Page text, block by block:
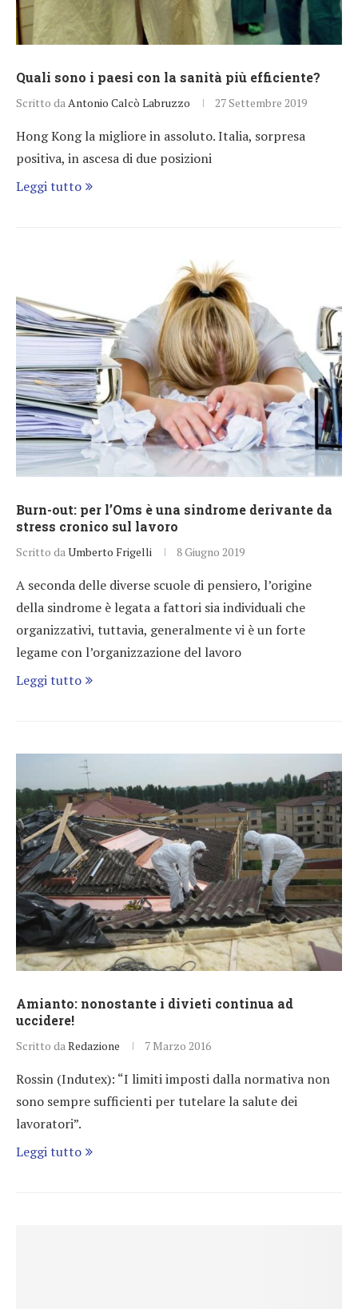
Quali sono i paesi con la sanità più efficiente?
Scritto da Antonio Calcò Labruzzo 27 Settembre 2019
Hong Kong la migliore in assoluto. Italia, sorpresa
positiva, in ascesa di due posizioni
Leggi tutto
Burn-out: per l’Oms è una sindrome derivante da
stress cronico sul lavoro
Scritto da Umberto Frigelli 8 Giugno 2019
A seconda delle diverse scuole di pensiero, l’origine
della sindrome è legata a fattori sia individuali che
organizzativi, tuttavia, generalmente vi è un forte
legame con l’organizzazione del lavoro
Leggi tutto
Amianto: nonostante i divieti continua ad
uccidere!
Scritto da Redazione 7 Marzo 2016
Rossin (Indutex): “I limiti imposti dalla normativa non
sono sempre sufficienti per tutelare la salute dei
lavoratori”.
Leggi tutto